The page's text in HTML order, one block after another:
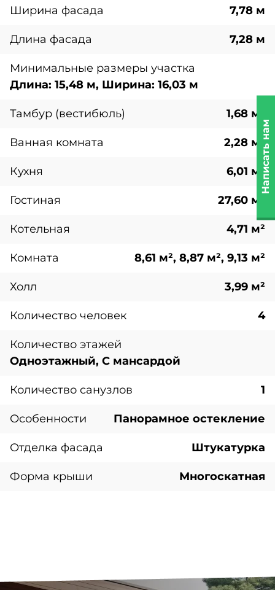
Ширина фасада 7,78 м
Длина фасада 7,28 м
Минимальные размеры участка
Длина: 15,48 м, Ширина: 16,03 м
Тамбур (вестибюль) 1,68 м²
Ванная комната 2,28 м²
Кухня 6,01 м²
Гостиная 27,60 м²
Котельная 4,71 м²
Комната 8,61 м², 8,87 м², 9,13 м²
Холл 3,99 м²
Количество человек 4
Количество этажей
Одноэтажный, С мансардой
Количество санузлов 1
Особенности Панорамное остекление
Отделка фасада Штукатурка
Форма крыши Многоскатная
Написать нам